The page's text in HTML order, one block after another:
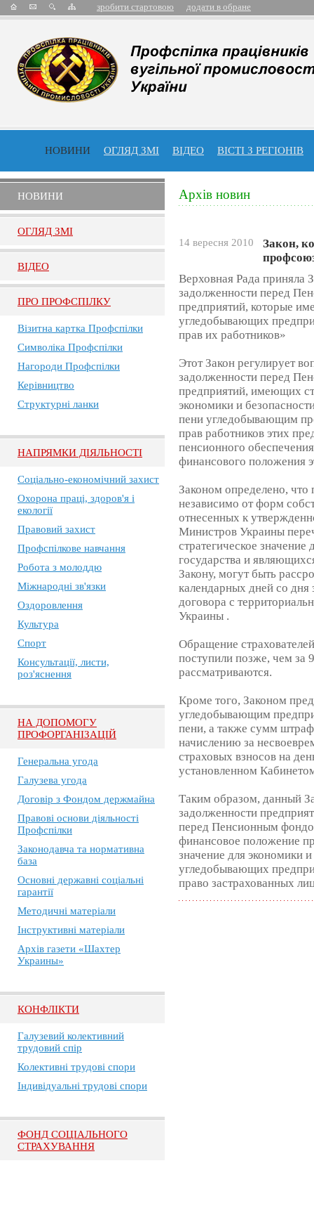
зробити стартовою додати в обране
НОВИНИ ОГЛЯД ЗМІ ВІДЕО ВІСТІ З РЕГІОНІВ
НОВИНИ
ОГЛЯД ЗМI
ВIДЕО
ПРО ПРОФСПIЛКУ
Візитна картка Профспілки
Символіка Профспілки
Нагороди Профспілки
Керівництво
Структурні ланки
НАПРЯМКИ ДІЯЛЬНОСТІ
Соціально-економічний захист
Охорона праці, здоров'я і
екології
Правовий захист
Профспілкове навчання
Робота з молоддю
Міжнародні зв'язки
Оздоровлення
Культура
Спорт
Консультації, листи,
роз'яснення
НА ДОПОМОГУ
ПРОФОРГАНІЗАЦІЙ
Генеральна угода
Галузева угода
Договір з Фондом держмайна
Правові основи діяльності
Профспілки
Законодавча та нормативна
база
Основні державні соціальні
гарантії
Методичні матеріали
Інструктивні матеріали
Архів газети «Шахтер
Украины»
КОНФЛІКТИ
Галузевий колективний
трудовий спір
Колективні трудові спори
Індивідуальні трудові спори
ФОНД СОЦІАЛЬНОГО
СТРАХУВАННЯ
Архів новин
14 вересня 2010
Закон,
Верховная Рада приняла
задолженности перед
предприятий, которые
угледобывающих
прав их работников»
Этот Закон регулирует
задолженности перед
предприятий, имеющих
экономики и
пени угледобывающим
прав работников этих
пенсионного
финансового положения
Законом определено,
независимо от форм
отнесенных к
Министров Украины
стратегическое
государства и
Закону, могут быть
календарных дней со дня
договора с
Украины .
Обращение
поступили позже, чем за
рассматриваются.
Кроме того, Законом
угледобывающим
пени, а также сумм
начислению за
страховых взносов на
установленном
Таким образом, данный
задолженности
перед Пенсионным
финансовое положение
значение для экономики
угледобывающих
право застрахованных